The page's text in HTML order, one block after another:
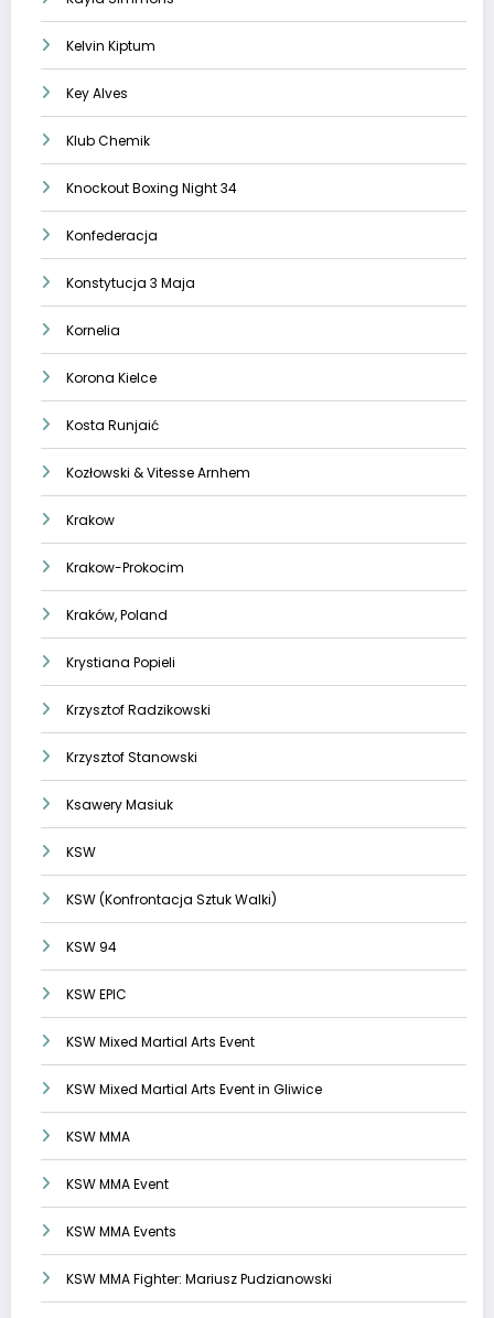
Kelvin Kiptum
Key Alves
Klub Chemik
Knockout Boxing Night 34
Konfederacja
Konstytucja 3 Maja
Kornelia
Korona Kielce
Kosta Runjaić
Kozłowski & Vitesse Arnhem
Krakow
Krakow-Prokocim
Kraków, Poland
Krystiana Popieli
Krzysztof Radzikowski
Krzysztof Stanowski
Ksawery Masiuk
KSW
KSW (Konfrontacja Sztuk Walki)
KSW 94
KSW EPIC
KSW Mixed Martial Arts Event
KSW Mixed Martial Arts Event in Gliwice
KSW MMA
KSW MMA Event
KSW MMA Events
KSW MMA Fighter: Mariusz Pudzianowski